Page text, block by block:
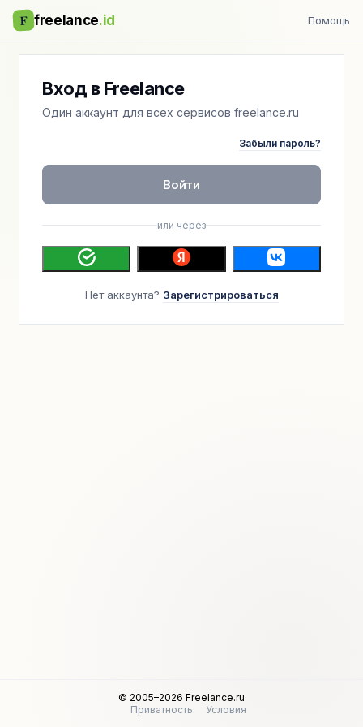
F freelance.id Помощь
Вход в Freelance
Один аккаунт для всех сервисов freelance.ru
Забыли пароль?
Войти
или через
Нет аккаунта? Зарегистрироваться
© 2005–2026 Freelance.ru
Приватность
Условия